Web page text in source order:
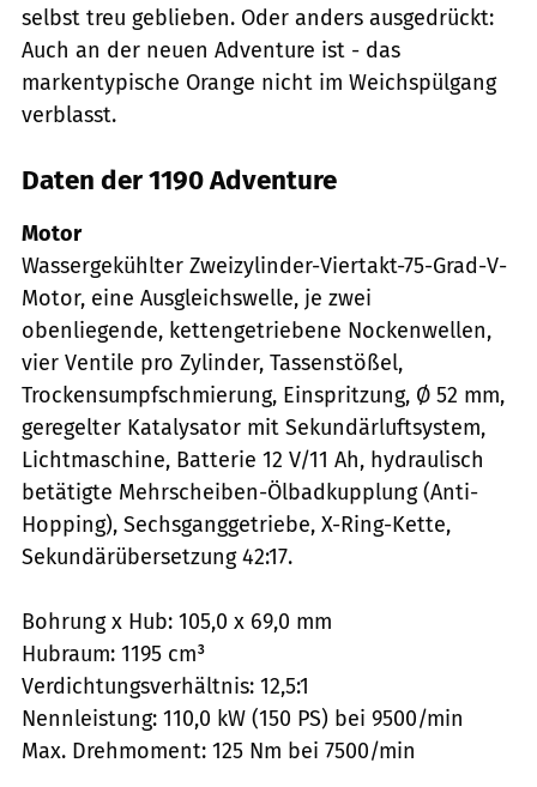
selbst treu geblieben. Oder anders ausgedrückt:
Auch an der neuen Adventure ist - das
markentypische Orange nicht im Weichspülgang
verblasst.
Daten der 1190 Adventure
Motor
Wassergekühlter Zweizylinder-Viertakt-75-Grad-V-
Motor, eine Ausgleichswelle, je zwei
obenliegende, kettengetriebene Nockenwellen,
vier Ventile pro Zylinder, Tassenstößel,
Trockensumpfschmierung, Einspritzung, Ø 52 mm,
geregelter Katalysator mit Sekundärluftsystem,
Lichtmaschine, Batterie 12 V/11 Ah, hydraulisch
betätigte Mehrscheiben-Ölbadkupplung (Anti-
Hopping), Sechsganggetriebe, X-Ring-Kette,
Sekundärübersetzung 42:17.
Bohrung x Hub: 105,0 x 69,0 mm
Hubraum: 1195 cm³
Verdichtungsverhältnis: 12,5:1
Nennleistung: 110,0 kW (150 PS) bei 9500/min
Max. Drehmoment: 125 Nm bei 7500/min